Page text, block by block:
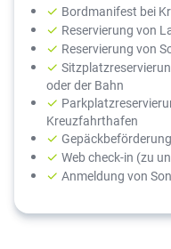
✓ Bordmanifest bei
✓ Reservierung von
✓ Reservierung von
✓
oder der Bahn
✓
Kreuzfahrthafen
✓
✓ Web check-in (zu
✓ Anmeldung von